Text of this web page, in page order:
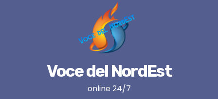
Voce del NordEst
online 24/7